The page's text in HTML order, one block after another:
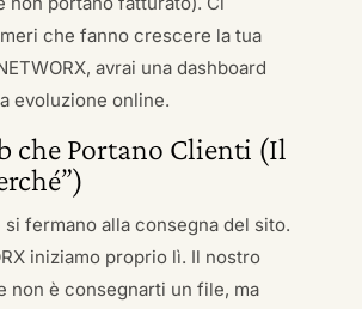
che fanno crescere la tua
avrai una dashboard
evoluzione online.
che Portano Clienti (Il
fermano alla consegna del sito.
iniziamo proprio lì. Il nostro
non è consegnarti un file, ma